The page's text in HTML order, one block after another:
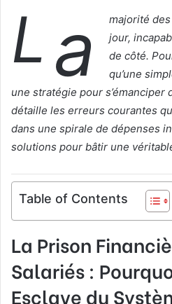
La
majorité
jour,
de côté.
qu’une
une stratégie pour s’émanciper
détaille les erreurs courantes
dans une spirale de dépenses
solutions pour bâtir une
Table of Contents
La Prison
Salariés :
Esclave du